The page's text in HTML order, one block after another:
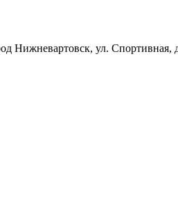
Нижневартовск, ул. Спортивная,